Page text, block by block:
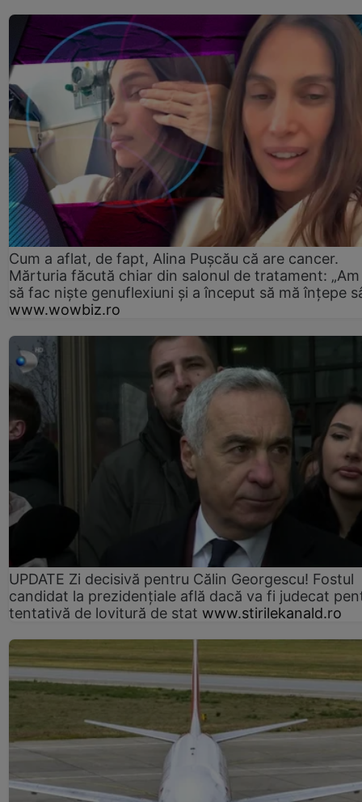
Cum a aflat, de fapt, Alina Pușcău că are cancer.
Mărturia făcută chiar din salonul de tratament:
să fac niște genuflexiuni și a început să mă înțepe
www.wowbiz.ro
UPDATE Zi decisivă pentru Călin Georgescu! Fostul
candidat la prezidențiale află dacă va fi judecat
tentativă de lovitură de stat www.stirilekanald.ro